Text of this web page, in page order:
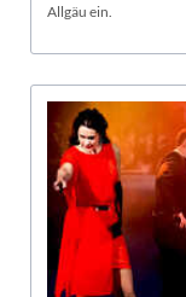
Allgäu ein.